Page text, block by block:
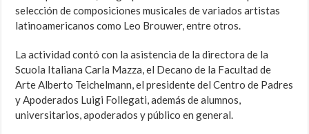
selección de composiciones musicales de variados artistas
latinoamericanos como Leo Brouwer, entre otros.
La actividad contó con la asistencia de la directora de la
Scuola Italiana Carla Mazza, el Decano de la Facultad de
Arte Alberto Teichelmann, el presidente del Centro de Padres
y Apoderados Luigi Follegati, además de alumnos,
universitarios, apoderados y público en general.